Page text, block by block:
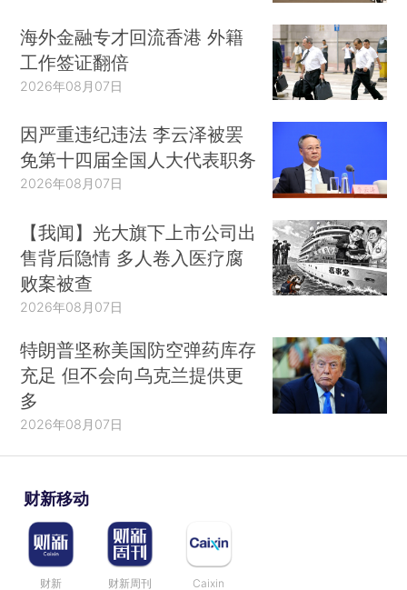
海外金融专才回流香港 外籍
工作签证翻倍
2026年08月07日
因严重违纪违法 李云泽被罢
免第十四届全国人大代表职务
2026年08月07日
【我闻】光大旗下上市公司出
售背后隐情 多人卷入医疗腐
败案被查
2026年08月07日
特朗普坚称美国防空弹药库存
充足 但不会向乌克兰提供更
多
2026年08月07日
财新移动
财新 财新周刊 Caixin